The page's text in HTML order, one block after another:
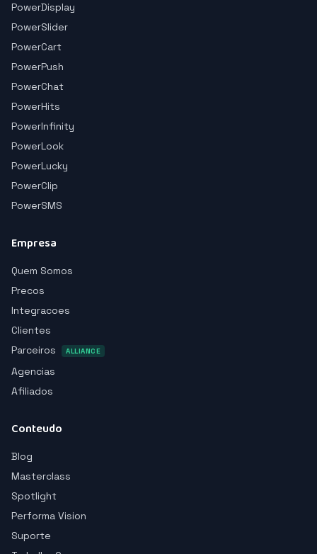
PowerDisplay
PowerSlider
PowerCart
PowerPush
PowerChat
PowerHits
PowerInfinity
PowerLook
PowerLucky
PowerClip
PowerSMS
Empresa
Quem Somos
Precos
Integracoes
Clientes
Parceiros
ALLIANCE
Agencias
Afiliados
Conteudo
Blog
Masterclass
Spotlight
Performa Vision
Suporte